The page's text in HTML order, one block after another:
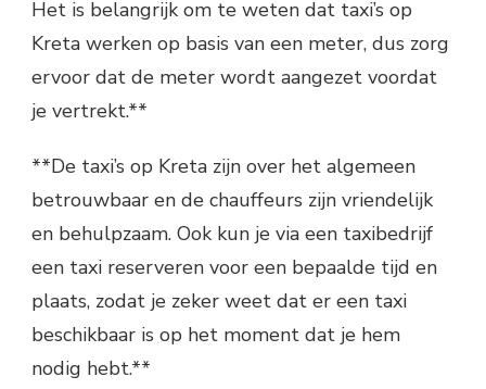
Het is belangrijk om te weten dat taxi’s op
Kreta werken op basis van een meter, dus zorg
ervoor dat de meter wordt aangezet voordat
je vertrekt.**
**De taxi’s op Kreta zijn over het algemeen
betrouwbaar en de chauffeurs zijn vriendelijk
en behulpzaam. Ook kun je via een taxibedrijf
een taxi reserveren voor een bepaalde tijd en
plaats, zodat je zeker weet dat er een taxi
beschikbaar is op het moment dat je hem
nodig hebt.**